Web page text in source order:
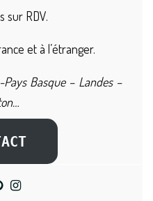
sur RDV.
et à l’étranger.
Basque – Landes –